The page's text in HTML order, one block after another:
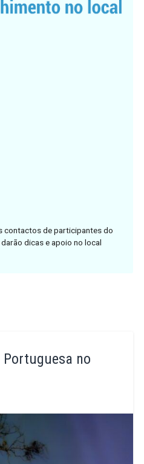
contactos de participantes do
dicas e apoio no local
no